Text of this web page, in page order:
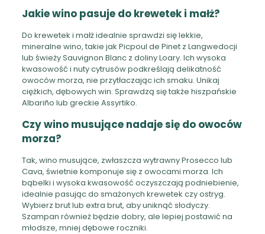
Jakie wino pasuje do krewetek i małż?
Do krewetek i małż idealnie sprawdzi się lekkie,
mineralne wino, takie jak Picpoul de Pinet z Langwedocji
lub świeży Sauvignon Blanc z doliny Loary. Ich wysoka
kwasowość i nuty cytrusów podkreślają delikatność
owoców morza, nie przytłaczając ich smaku. Unikaj
ciężkich, dębowych win. Sprawdzą się także hiszpańskie
Albariño lub greckie Assyrtiko.
Czy wino musujące nadaje się do owoców
morza?
Tak, wino musujące, zwłaszcza wytrawny Prosecco lub
Cava, świetnie komponuje się z owocami morza. Ich
bąbelki i wysoka kwasowość oczyszczają podniebienie,
idealnie pasując do smażonych krewetek czy ostryg.
Wybierz brut lub extra brut, aby uniknąć słodyczy.
Szampan również będzie dobry, ale lepiej postawić na
młodsze, mniej dębowe roczniki.